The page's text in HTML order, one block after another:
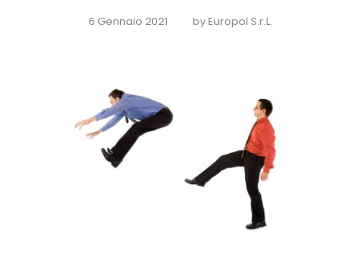
6 Gennaio 2021 by Europol S.r.L.